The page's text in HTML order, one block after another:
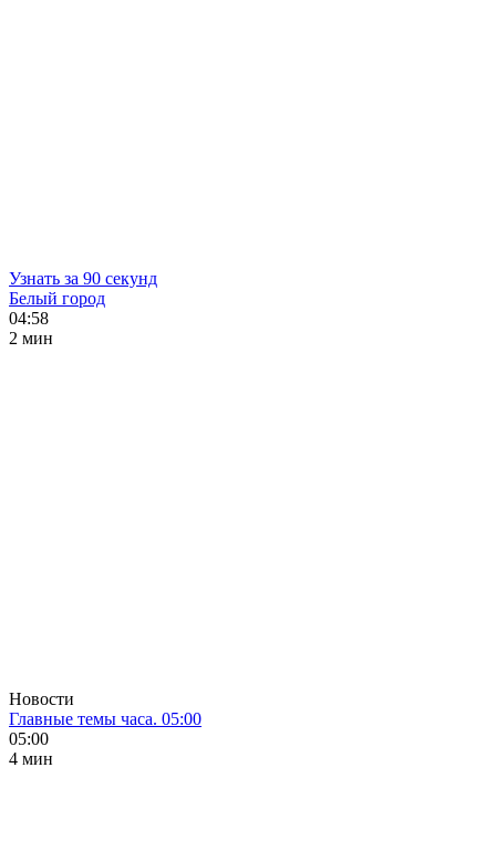
Узнать за 90 секунд
Белый город
04:58
2 мин
Новости
Главные темы часа. 05:00
05:00
4 мин